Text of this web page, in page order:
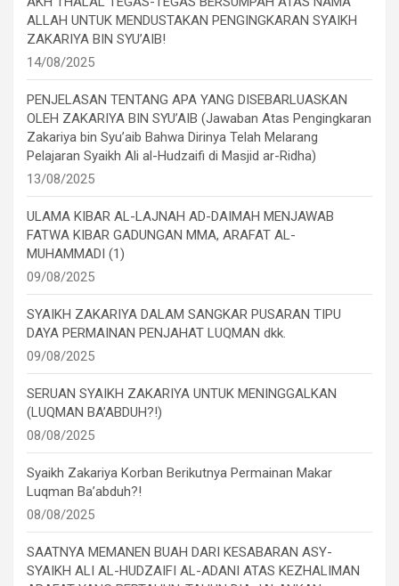
ALLAH UNTUK MENDUSTAKAN PENGINGKARAN SYAIKH
ZAKARIYA BIN SYU’AIB!
14/08/2025
PENJELASAN TENTANG APA YANG DISEBARLUASKAN
OLEH ZAKARIYA BIN SYU’AIB (Jawaban Atas Pengingkaran
Zakariya bin Syu’aib Bahwa Dirinya Telah Melarang
Pelajaran Syaikh Ali al-Hudzaifi di Masjid ar-Ridha)
13/08/2025
ULAMA KIBAR AL-LAJNAH AD-DAIMAH MENJAWAB
FATWA KIBAR GADUNGAN MMA, ARAFAT AL-
MUHAMMADI (1)
09/08/2025
SYAIKH ZAKARIYA DALAM SANGKAR PUSARAN TIPU
DAYA PERMAINAN PENJAHAT LUQMAN dkk.
09/08/2025
SERUAN SYAIKH ZAKARIYA UNTUK MENINGGALKAN
(LUQMAN BA’ABDUH?!)
08/08/2025
Syaikh Zakariya Korban Berikutnya Permainan Makar
Luqman Ba’abduh?!
08/08/2025
SAATNYA MEMANEN BUAH DARI KESABARAN ASY-
SYAIKH ALI AL-HUDZAIFI AL-ADANI ATAS KEZHALIMAN